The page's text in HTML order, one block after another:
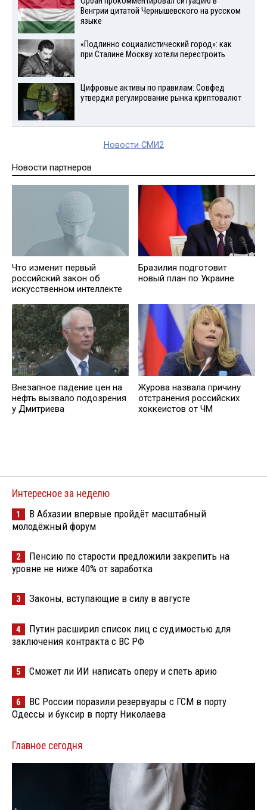
Венгрии цитатой Чернышевского на русском
языке
«Подлинно социалистический город»: как
при Сталине Москву хотели перестроить
Цифровые активы по правилам: Совфед
утвердил регулирование рынка криптовалют
Новости СМИ2
Новости партнеров
Что изменит первый
российский закон об
искусственном интеллекте
Бразилия подготовит
новый план по Украине
Внезапное падение цен на
нефть вызвало подозрения
у Дмитриева
Журова назвала причину
отстранения российских
хоккеистов от ЧМ
Интересное за неделю
1
В Абхазии впервые пройдёт масштабный
молодёжный форум
2
Пенсию по старости предложили закрепить на
уровне не ниже 40% от заработка
3 Законы, вступающие в силу в августе
4
Путин расширил список лиц с судимостью для
заключения контракта с ВС РФ
5 Сможет ли ИИ написать оперу и спеть арию
6
ВС России поразили резервуары с ГСМ в порту
Одессы и буксир в порту Николаева
Главное сегодня